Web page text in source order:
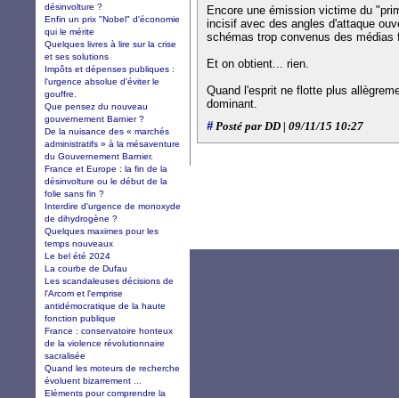
Encore une émission victime du
incisif avec des angles d'attaque
schémas trop convenus des médias
Et on obtient... rien.
Quand l'esprit ne flotte plus
dominant.
#Posté par DD | 09/11/15 10:27
désinvolture ?
Enfin un prix "Nobel" d'économie
qui le mérite
Quelques livres à lire sur la crise
et ses solutions
Impôts et dépenses publiques :
l'urgence absolue d'éviter le
gouffre.
Que pensez du nouveau
gouvernement Barnier ?
De la nuisance des « marchés
administratifs » à la mésaventure
du Gouvernement Barnier.
France et Europe : la fin de la
désinvolture ou le début de la
folie sans fin ?
Interdire d'urgence de monoxyde
de dihydrogène ?
Quelques maximes pour les
temps nouveaux
Le bel été 2024
La courbe de Dufau
Les scandaleuses décisions de
l'Arcom et l'emprise
antidémocratique de la haute
fonction publique
France : conservatoire honteux
de la violence révolutionnaire
sacralisée
Quand les moteurs de recherche
évoluent bizarrement ...
Eléments pour comprendre la